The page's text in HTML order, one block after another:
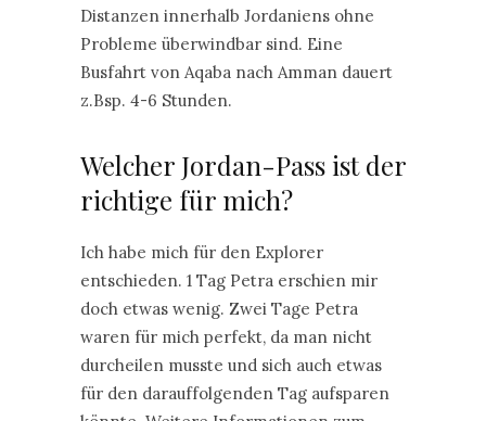
Distanzen innerhalb Jordaniens ohne
Probleme überwindbar sind. Eine
Busfahrt von Aqaba nach Amman dauert
z.Bsp. 4-6 Stunden.
Welcher Jordan-Pass ist der
richtige für mich?
Ich habe mich für den Explorer
entschieden. 1 Tag Petra erschien mir
doch etwas wenig. Zwei Tage Petra
waren für mich perfekt, da man nicht
durcheilen musste und sich auch etwas
für den darauffolgenden Tag aufsparen